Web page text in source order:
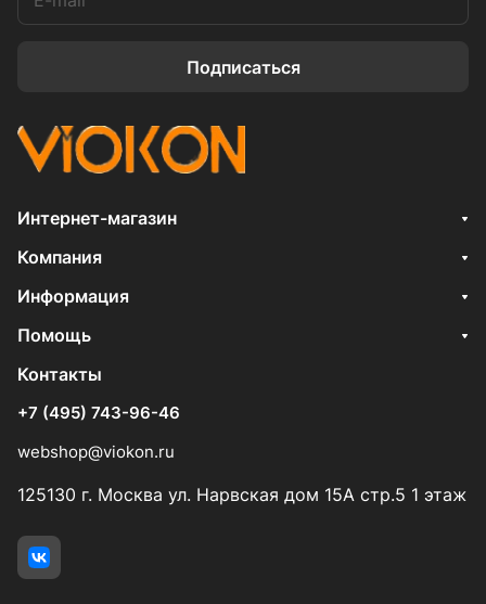
Подписаться
Интернет-магазин
Компания
Информация
Помощь
Контакты
+7 (495) 743-96-46
webshop@viokon.ru
125130 г. Москва ул. Нарвская дом 15А стр.5 1 этаж